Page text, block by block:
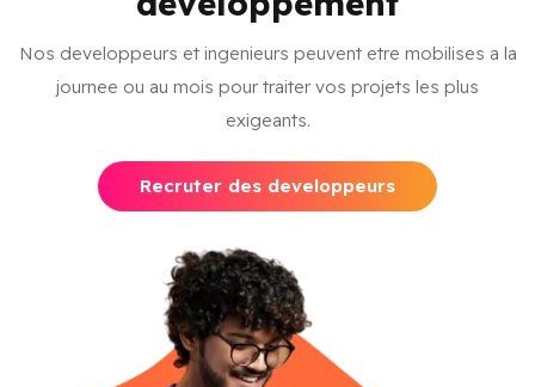
Nos developpeurs et ingenieurs peuvent etre mobilises a la
journee ou au mois pour traiter vos projets les plus
exigeants.
Recruter des developpeurs